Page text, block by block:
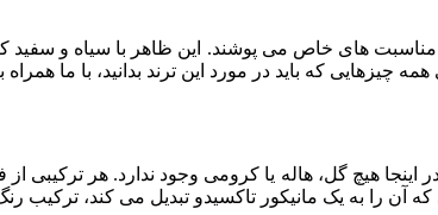
مناسبت های خاص می پوشند. این ظاهر با سیاه و
که باید در مورد این ترند بدانید، با ما همراه
هیچ گل، هاله یا کرومی وجود ندارد. هر ترکیبی
آن را به یک مانیکور تاکسیدو تبدیل می کند،